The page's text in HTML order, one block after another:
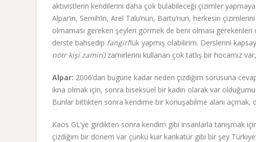
aktivistlerin kendilerini daha çok bulabileceği çizimler
Alpar’ın, Semih’in, Arel Talu’nun, Bartu’nun, herkesin
olmaması gereken şeyleri görmek de beni olması
derste bahsedip fangirl’lük yapmış olabilirim. Derslerini
nötr kişi zamiri)zamirlerini kullanan çok tatlış bir hocamız
Alpar: 2006’dan bugüne kadar neden çizdiğim sorusuna
ikna olmak için, sonra biseksüel bir kadın olarak var
Bunlar bittikten sonra kendime bir konuşabilme alanı
Kaos GL’ye girdikten sonra kendim gibi insanlarla tanışmak
çizdiğim bir dönem var çünkü kuir karikatür gibi bir şey